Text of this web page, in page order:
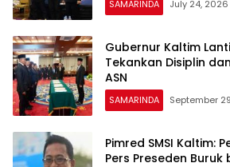
SAMARINDA July 24, 2026
Gubernur Kaltim
Tekankan Disiplin
ASN
SAMARINDA September
Pimred SMSI Kaltim:
Pers Preseden Buruk